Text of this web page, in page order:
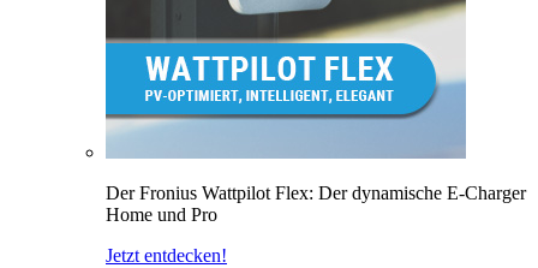
Der Fronius Wattpilot Flex: Der dynamische E-Charger
Home und Pro
Jetzt entdecken!